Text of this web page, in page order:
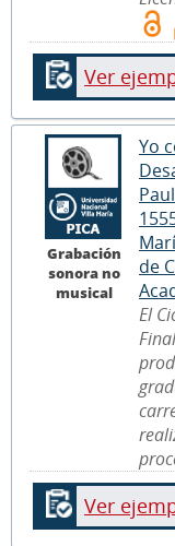
Ver
Grabación
sonora no
musical
Yo
de
El
Ver